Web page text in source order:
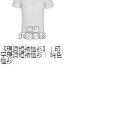
【現貨短袖恤衫】｜印
字現貨短袖恤衫｜ 純色
恤衫